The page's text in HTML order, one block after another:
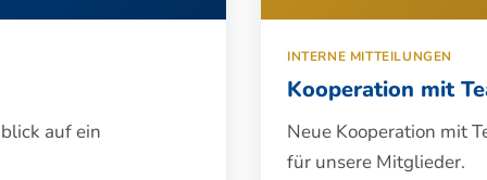
auf ein
INTERNE MITTEILUNGEN
Kooperation mit
Neue Kooperation mit
für unsere Mitglieder.